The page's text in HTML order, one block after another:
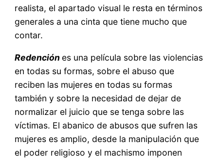
realista, el apartado visual le resta en términos
generales a una cinta que tiene mucho que
contar.
Redención es una película sobre las violencias
en todas su formas, sobre el abuso que
reciben las mujeres en todas su formas
también y sobre la necesidad de dejar de
normalizar el juicio que se tenga sobre las
víctimas. El abanico de abusos que sufren las
mujeres es amplio, desde la manipulación que
el poder religioso y el machismo imponen